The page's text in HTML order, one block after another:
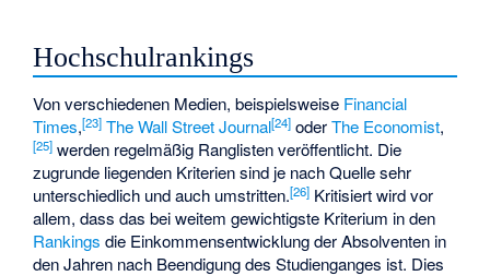
Hochschulrankings
Von verschiedenen Medien, beispielsweise Financial
Times,[23] The Wall Street Journal[24] oderThe Economist,
[25] werden regelmäßig Ranglisten veröffentlicht. Die
zugrunde liegenden Kriterien sind je nach Quelle sehr
unterschiedlich und auch umstritten.[26] Kritisiert wird vor
allem, dass das bei weitem gewichtigste Kriterium in den
Rankings die Einkommensentwicklung der Absolventen in
den Jahren nach Beendigung des Studienganges ist. Dies